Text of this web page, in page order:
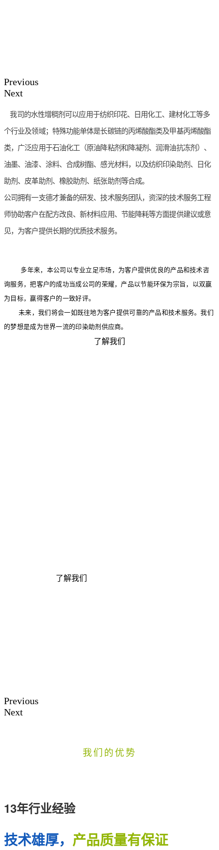
Previous
Next
我司的水性增稠剂可以应用于纺织印花、日用化工、建材化工等多
个行业及领域；特殊功能单体是长碳链的丙烯酸酯类及甲基丙烯酸酯
类，广泛应用于石油化工（原油降粘剂和降凝剂、润滑油抗冻剂）、
油墨、油漆、涂料、合成树酯、感光材料，以及纺织印染助剂、日化
助剂、皮革助剂、橡胶助剂、纸张助剂等合成。
公司拥有一支德才兼备的研发、技术服务团队，资深的技术服务工程
师协助客户在配方改良、新材料应用、节能降耗等方面提供建议或意
见，为客户提供长期的优质技术服务。
多年来，本公司以专业立足市场，为客户提供优良的产品和技术咨
询服务，把客户的成功当成公司的荣耀，产品以节能环保为宗旨，以双赢
为目标，赢得客户的一致好评。
未来，我们将会一如既往地为客户提供可靠的产品和技术服务。我们
的梦想是成为世界一流的印染助剂供应商。
了解我们
了解我们
Previous
Next
我们的优势
13年行业经验
技术雄厚， 产品质量有保证